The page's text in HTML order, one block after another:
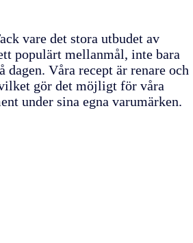
vare det stora utbudet av
populärt mellanmål, inte bara
Våra recept är renare och
gör det möjligt för våra
under sina egna varumärken.